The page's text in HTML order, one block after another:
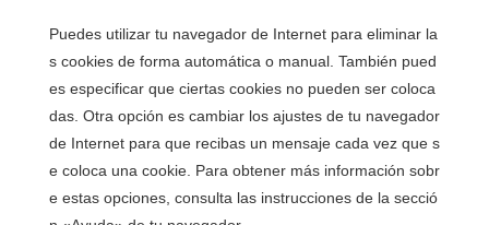
Puedes utilizar tu navegador de Internet para eliminar la
s cookies de forma automática o manual. También pued
es especificar que ciertas cookies no pueden ser coloca
das. Otra opción es cambiar los ajustes de tu navegador
de Internet para que recibas un mensaje cada vez que s
e coloca una cookie. Para obtener más información sobr
e estas opciones, consulta las instrucciones de la secció